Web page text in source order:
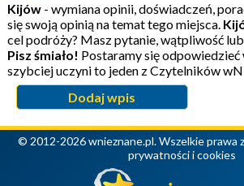
Kijów- wymiana opinii, doświadczeń,
się swoją opinią na temat tego miejsca.
cel podróży? Masz pytanie, wątpliwość
Pisz śmiało! Postaramy się odpowiedzieć
szybciej uczyni to jeden z Czytelników
Dodaj wpis
© 2012-2026 wnieznane.pl. Wszelkie prawa
prywatności i cookies